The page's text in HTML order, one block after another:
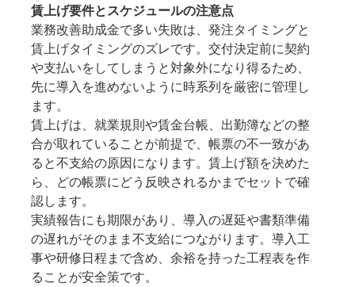
賃上げ要件とスケジュールの注意点
業務改善助成金で多い失敗は、発注タイミングと
賃上げタイミングのズレです。交付決定前に契約
や支払いをしてしまうと対象外になり得るため、
先に導入を進めないように時系列を厳密に管理し
ます。
賃上げは、就業規則や賃金台帳、出勤簿などの整
合が取れていることが前提で、帳票の不一致があ
ると不支給の原因になります。賃上げ額を決めた
ら、どの帳票にどう反映されるかまでセットで確
認します。
実績報告にも期限があり、導入の遅延や書類準備
の遅れがそのまま不支給につながります。導入工
事や研修日程まで含め、余裕を持った工程表を作
ることが安全策です。